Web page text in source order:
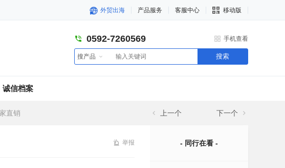
外贸出海 产品服务 客服中心 移动版
0592-7260569 手机查看
搜产品 搜索
诚信档案
直销 上一个 下一个
举报 - 同行在看 -